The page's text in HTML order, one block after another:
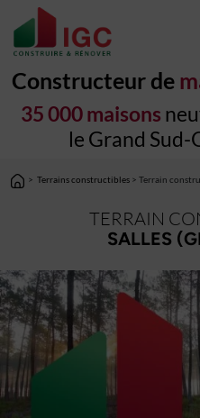
Constructeur de
35 000 maisons
le Grand Sud-
> Terrains constructibles > Terrain
TERRAIN
SALLES